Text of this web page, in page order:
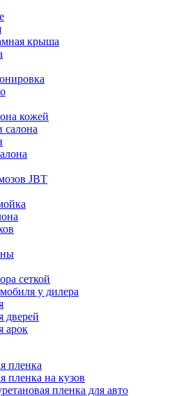
крыша
кожей
салона
JBT
сеткой
у дилера
дверей
арок
пленка
пленка на кузов
пленка для авто